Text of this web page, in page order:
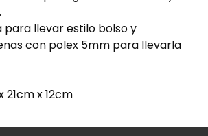
para llevar estilo bolso y
con polex 5mm para llevarla
21cm x 12cm